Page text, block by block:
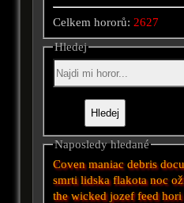
Celkem hororů: 2627
Hledej
Naposledy hledané
Coven maniac debris
smrti lidska flakota noc
the wicked jozef feed hori